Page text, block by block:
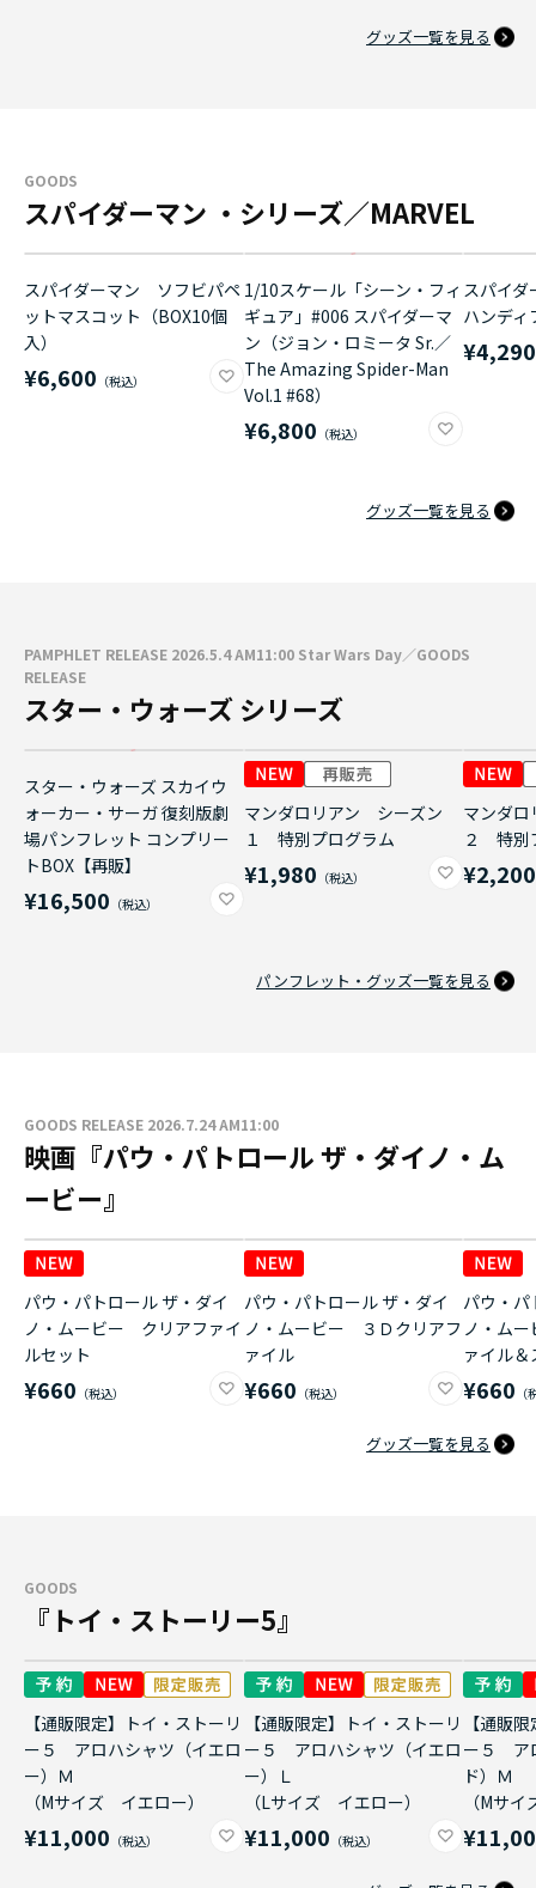
グッズ一覧を見る
GOODS
スパイダーマン ・シリーズ／MARVEL
スパイダーマン ソフビパペ
ットマスコット（BOX10個
入）
¥6,600
1/10スケール「シーン・フィ
ギュア」#006 スパイダーマ
ン（ジョン・ロミータ Sr.／
The Amazing Spider-Man
Vol.1 #68）
¥6,800
スパイ
ハンディ
¥4,290
グッズ一覧を見る
PAMPHLET RELEASE 2026.5.4 AM11:00 Star Wars Day／GOODS
RELEASE
スター・ウォーズ シリーズ
スター・ウォーズ スカイウ
ォーカー・サーガ 復刻版劇
場パンフレット コンプリー
トBOX【再販】
¥16,500
マンダロリアン シーズン
１ 特別プログラム
¥1,980
マンダ
２ 特別
¥2,200
パンフレット・グッズ一覧を見る
GOODS RELEASE 2026.7.24 AM11:00
映画『パウ・パトロール ザ・ダイノ・ム
ービー』
パウ・パトロール ザ・ダイ
ノ・ムービー クリアファイ
ルセット
¥660
パウ・パトロール ザ・ダイ
ノ・ムービー ３Ｄクリアフ
ァイル
¥660
パウ・パ
ノ・ム
ァイル
¥660
グッズ一覧を見る
GOODS
『トイ・ストーリー5』
【通販限定】トイ・ストーリ
ー５ アロハシャツ（イエロ
ー）Ｍ
（Mサイズ イエロー）
¥11,000
【通販限定】トイ・ストーリ
ー５ アロハシャツ（イエロ
ー）Ｌ
（Lサイズ イエロー）
¥11,000
【通販
ー５ ア
ド）Ｍ
（Mサ